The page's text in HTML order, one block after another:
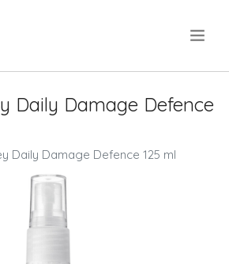
Daily Damage Defence
Daily Damage Defence 125 ml